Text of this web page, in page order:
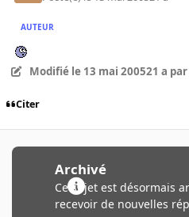
AUTEUR
Modifié le 13 mai 200521 a
Citer
Archivé
Ce sujet est désormais
recevoir de nouvelles